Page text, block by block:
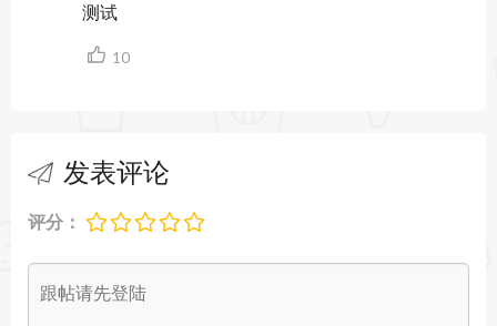
用。开发者可以将其作为 Xcode 的调试工具的一
分析 UI 性能瓶颈，比如布局计算、重绘和过度渲
持，Reveal 21 版能够实时查看iOS App的视图结构
测试
10
发表评论
评分：